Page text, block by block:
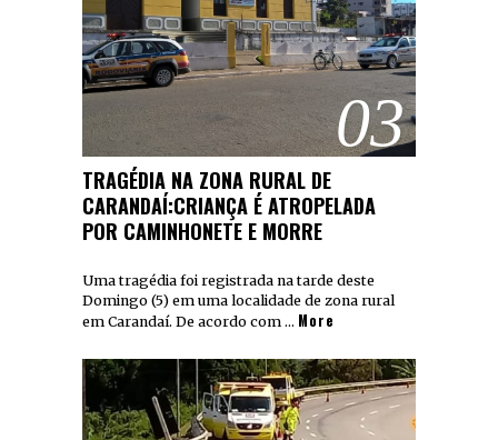
03
TRAGÉDIA NA ZONA RURAL DE
CARANDAÍ:CRIANÇA É ATROPELADA
POR CAMINHONETE E MORRE
Uma tragédia foi registrada na tarde deste
Domingo (5) em uma localidade de zona rural
em Carandaí. De acordo com … More